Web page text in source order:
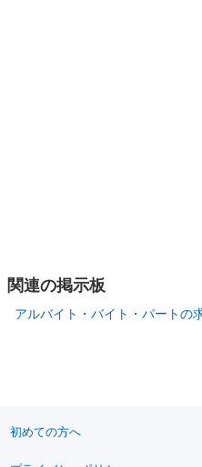
関連の掲示板
アルバイト・バイト・パートの
初めての方へ